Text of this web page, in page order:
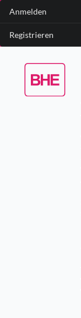
Anmelden
Registrieren